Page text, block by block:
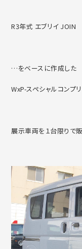
R3年式 エブリイ JOIN
…をベースに作成した
WxP-スペシャルコンプ
展示車両を１台限りで